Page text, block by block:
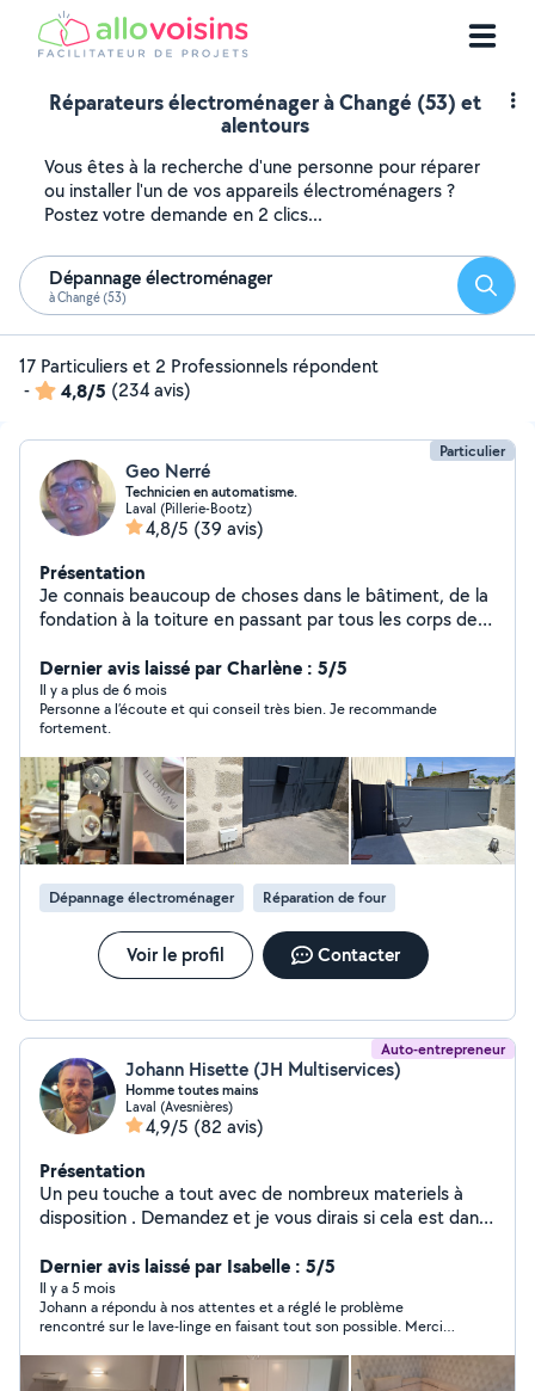
Réparateurs électroménager à Changé (53) et
alentours
Vous êtes à la recherche d'une personne pour réparer
ou installer l'un de vos appareils électroménagers ?
Postez votre demande en 2 clics...
Dépannage électroménager
à Changé (53)
17 Particuliers et 2 Professionnels répondent
-
4,8/5 (234 avis)
Particulier
Geo Nerré
Technicien en automatisme.
Laval (Pillerie-Bootz)
4,8/5 (39 avis)
Présentation
Je connais beaucoup de choses dans le bâtiment, de la
fondation à la toiture en passant par tous les corps de
électronique grand public ,un peu indus , 30 ans) puis
technicien en automatisme d'ouverture 12 ans, portail ,
portes de garage, volets roulants , volets roulants de
velux ,stores bannes, menuiserie(portes ,fenêtres, baies
vitrées, vitrines) ,vitrage, serrurerie etc. Travailler le bois
est aussi une passion pour moi ,voir photo ci-contre,
pose d'automatisme, portails, interphonie, menuiseries
etc.
Dernier avis laissé par Charlène : 5/5
Il y a plus de 6 mois
Personne a l’écoute et qui conseil très bien. Je recommande
fortement.
Dépannage électroménager Réparation de four
Voir le profil Contacter
Auto-entrepreneur
Johann Hisette (JH Multiservices)
Homme toutes mains
Laval (Avesnières)
4,9/5 (82 avis)
Présentation
Un peu touche a tout avec de nombreux materiels à
disposition . Demandez et je vous dirais si cela est dans
Dernier avis laissé par Isabelle : 5/5
Il y a 5 mois
Johann a répondu à nos attentes et a réglé le problème
rencontré sur le lave-linge en faisant tout son possible. Merci à